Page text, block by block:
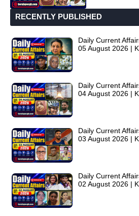
RECENTLY PUBLISHED
Daily Current
05 August 2026 |
Daily Current
04 August 2026 |
Daily Current
03 August 2026 |
Daily Current
02 August 2026 |